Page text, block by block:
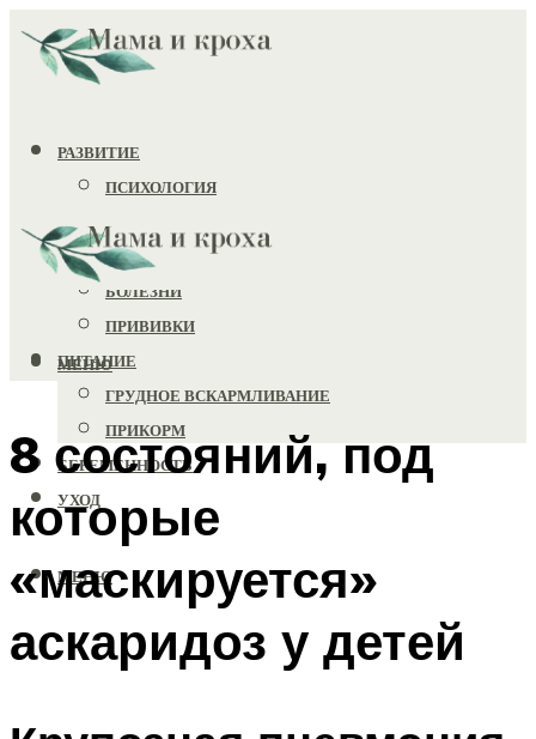
РАЗВИТИЕ
ПСИХОЛОГИЯ
ИГРУШКИ
ЗДОРОВЬЕ
БОЛЕЗНИ
ПРИВИВКИ
ПИТАНИЕ
ГРУДНОЕ ВСКАРМЛИВАНИЕ
ПРИКОРМ
БЕРЕМЕННОСТЬ
УХОД
МЕНЮ
МЕНЮ
8 состояний, под
которые
«маскируется»
аскаридоз у детей